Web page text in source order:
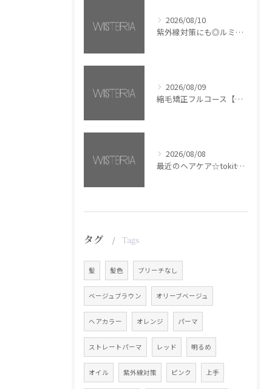
2026/08/10
紫外線対策にも◎ルミナススプレー【銀座・美容室WISTERIA】
2026/08/09
縮毛矯正フルコース【銀座・美容室WISTERIA】
2026/08/08
最近のヘアケア☆tokita【銀座・美容室WISTERIA】
タグ Tags
髪 髪色 ブリーチなし
ベージュブラウン オリーブベージュ
ヘアカラー オレンジ パーマ
ストレートパーマ レッド 明るめ
オイル 紫外線対策 ピンク 上手